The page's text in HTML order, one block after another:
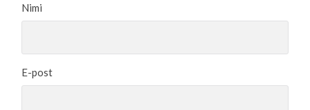
Nimi
E-post